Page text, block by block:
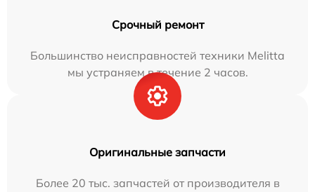
Срочный ремонт
Большинство неисправностей техники Melitta
мы устраняем в течение 2 часов.
Оригинальные запчасти
Более 20 тыс. запчастей от производителя в